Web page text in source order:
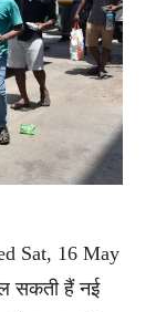
Sat, 16 May
सकती हैं नई